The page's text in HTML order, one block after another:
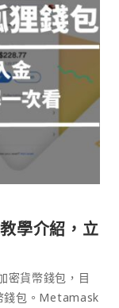
學介紹，立
密貨幣錢包，目
錢包。Metamask